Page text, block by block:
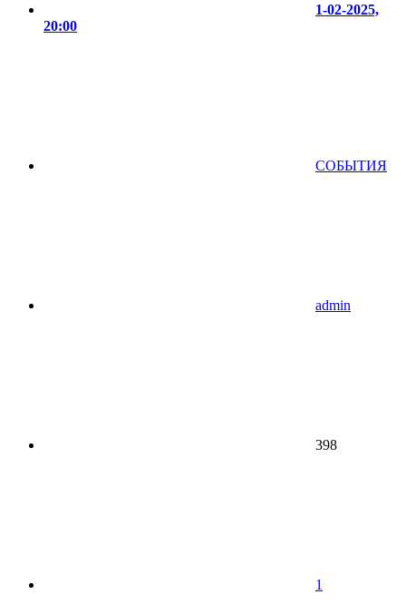
1-02-2025,
20:00
СОБЫТИЯ
admin
398
1